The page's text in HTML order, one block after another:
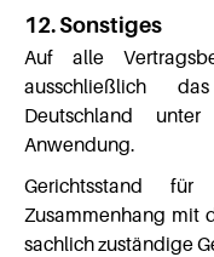
12. Sonstiges
Auf alle
ausschließlich
Deutschland unter
Anwendung.
Gerichtsstand
Zusammenhang mit
sachlich zuständige